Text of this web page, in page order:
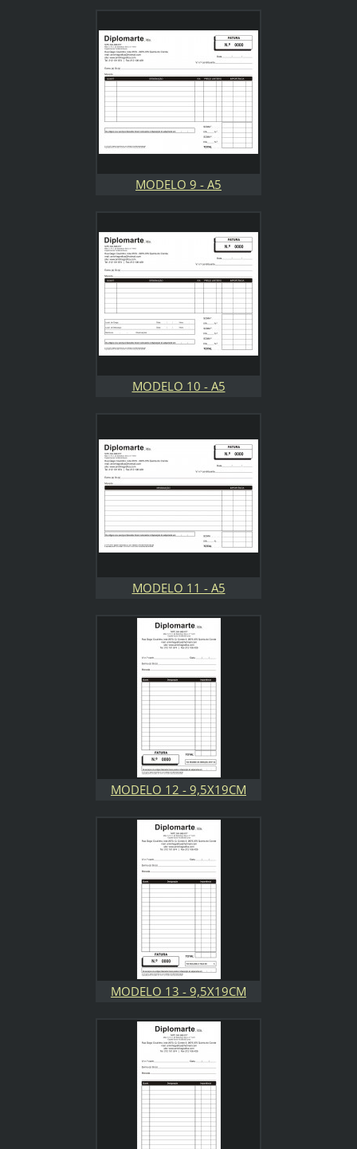
MODELO 9 - A5
MODELO 10 - A5
MODELO 11 - A5
MODELO 12 - 9,5X19CM
MODELO 13 - 9,5X19CM